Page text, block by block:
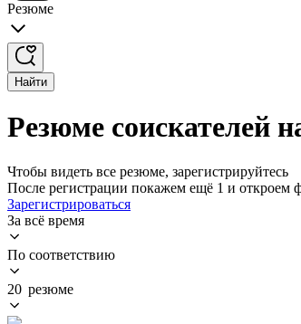
Резюме
Найти
Резюме соискателей
Чтобы видеть все резюме, зарегистрируйтесь
После регистрации покажем ещё 1 и откроем
Зарегистрироваться
За всё время
По соответствию
20 резюме